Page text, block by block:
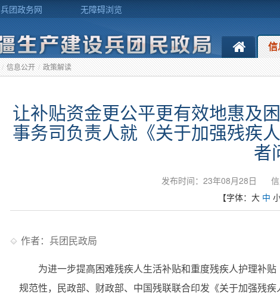
兵团政务网 无障碍浏览
/ 信息公开 / 政策解读
让补贴资金更公平更有效地惠
事务司负责人就《关于加强残疾
者
发布时间：23年08月28日
【字体： 大 中
作者：兵团民政局
为进一步提高困难残疾人生活补贴和重度残疾人护理补
规范性，民政部、财政部、中国残联联合印发《关于加强残